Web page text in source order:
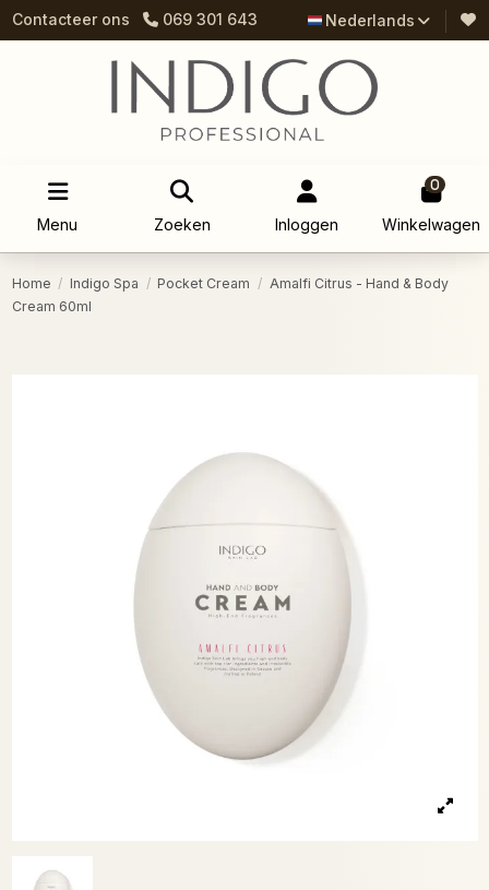
Contacteer ons 069 301 643 Nederlands
Menu Zoeken Inloggen
0
Winkelwagen
Home Indigo Spa Pocket Cream
Amalfi Citrus - Hand & Body
Cream 60ml